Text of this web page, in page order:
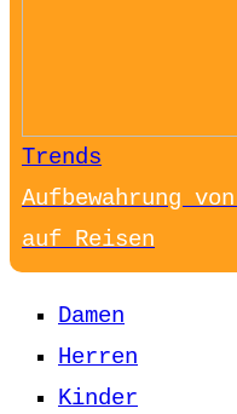
Trends
Aufbewahrung
auf Reisen
Damen
Herren
Kinder